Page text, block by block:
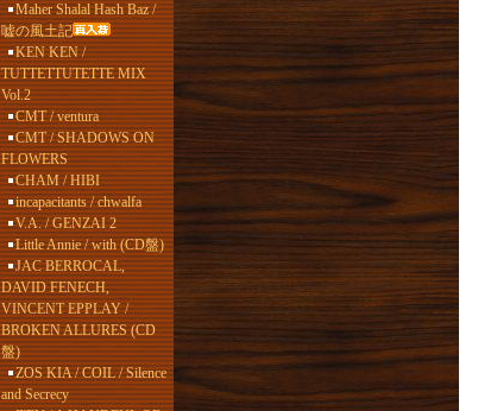
Maher Shalal Hash Baz /
嘘の風土記
KEN KEN /
TUTTETTUTETTE MIX
Vol.2
CMT / ventura
CMT / SHADOWS ON
FLOWERS
CHAM / HIBI
incapacitants / chwalfa
V.A. / GENZAI 2
Little Annie / with (CD盤)
JAC BERROCAL,
DAVID FENECH,
VINCENT EPPLAY /
BROKEN ALLURES (CD
盤)
ZOS KIA / COIL / Silence
and Secrecy